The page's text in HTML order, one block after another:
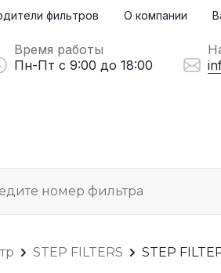
фильтров О компании
Время работы
Пн-Пт с 9:00 до 18:00
STEP FILTERS STEP